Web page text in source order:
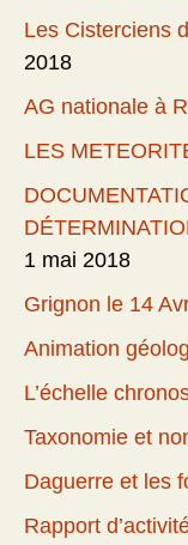
Les Cisterciens
2018
AG nationale à
LES
1 mai 2018
Grignon le 14
Animation
L’échelle
Taxonomie et
Daguerre et les
Rapport